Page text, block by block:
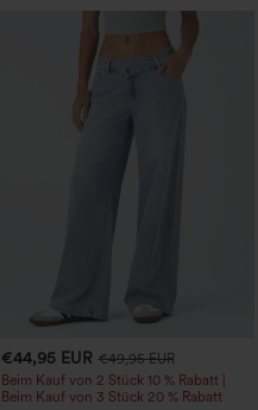
€44,95 EUR €49,95 EUR
Beim Kauf von 2 Stück 10 % Rabatt |
Beim Kauf von 3 Stück 20 % Rabatt